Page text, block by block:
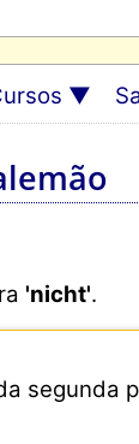
'nicht'.
segunda